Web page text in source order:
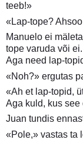
teeb!»
«Lap-tope?
Manuelo ei
tope varuda või
Aga need lap-
«Noh?» ergutas
«Ah et lap-topid,
Aga kuld, kus
Juan tundis
«Pole,» vastas ta